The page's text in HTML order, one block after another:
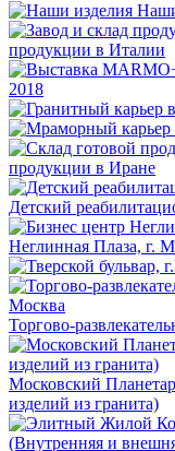
продукции в Италии
2018
продукции в Иране
Детский
Неглинная Плаза, г.
Торгово-
Московский
изделий из гранита)